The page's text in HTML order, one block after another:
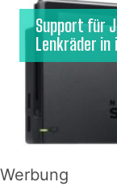
Support für
Lenkräder in
Werbung